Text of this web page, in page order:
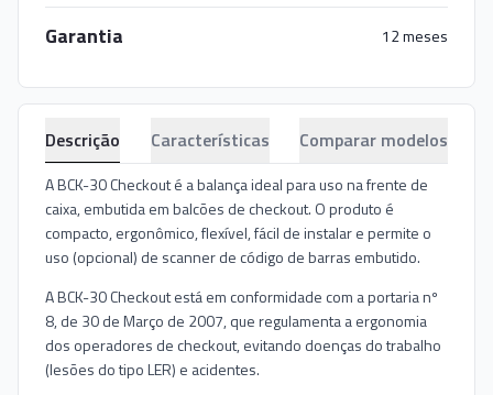
Garantia 12 meses
Descrição Características Comparar modelos
A BCK-30 Checkout é a balança ideal para uso na frente de
caixa, embutida em balcões de checkout. O produto é
compacto, ergonômico, flexível, fácil de instalar e permite o
uso (opcional) de scanner de código de barras embutido.
A BCK-30 Checkout está em conformidade com a portaria nº
8, de 30 de Março de 2007, que regulamenta a ergonomia
dos operadores de checkout, evitando doenças do trabalho
(lesões do tipo LER) e acidentes.